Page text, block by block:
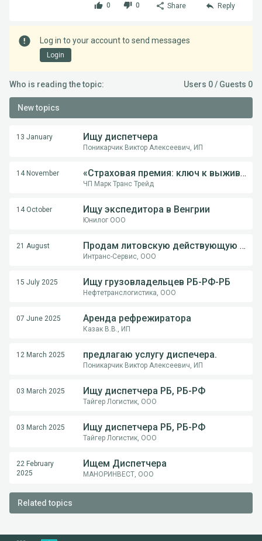
0 0 Share Reply
Log in to your account to send messages
Login
Who is reading the topic: Users 0 / Guests 0
New topics
13 January Ищу диспетчера
Поникарчик Виктор Алексеевич, ИП
14 November «Страховая премия: ключ к выживанию перевозчика в международной логистике»
ЧП Марк Транс Трейд
14 October Ищу экспедитора в Венгрии
Юнилог ООО
21 August Продам литовскую действующую компанию
Интранс-Сервис, ООО
15 July 2025 Ищу грузовладельцев РБ-РФ-РБ
Нефтетранслогистика, ООО
07 June 2025 Аренда рефрежиратора
Казак В.В., ИП
12 March 2025 предлагаю услугу диспечера.
Поникарчик Виктор Алексеевич, ИП
03 March 2025 Ищу диспетчера РБ, РБ-РФ
Тайгер Логистик, ООО
03 March 2025 Ищу диспетчера РБ, РБ-РФ
Тайгер Логистик, ООО
22 February
2025
Ищем Диспетчера
МАНОРИНВЕСТ, ООО
Related topics